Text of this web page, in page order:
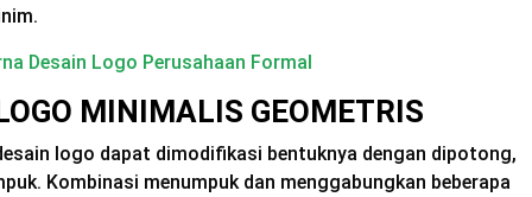
Desain Logo Perusahaan Formal
MINIMALIS GEOMETRIS
logo dapat dimodifikasi bentuknya dengan dipotong,
Kombinasi menumpuk dan menggabungkan beberapa